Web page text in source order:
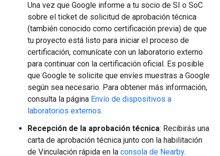
Una vez que Google informe a tu socio de SI o SoC
sobre el ticket de solicitud de aprobación técnica
(también conocido como certificación previa) de que
tu proyecto está listo para iniciar el proceso de
certificación, comunícate con un laboratorio externo
para continuar con la certificación oficial. Es posible
que Google te solicite que envíes muestras a Google
según sea necesario. Para obtener más información,
consulta la página Envío de dispositivos a
laboratorios externos.
Recepción de la aprobación técnica: Recibirás una
carta de aprobación técnica junto con la habilitación
de Vinculación rápida en la consola de Nearby.